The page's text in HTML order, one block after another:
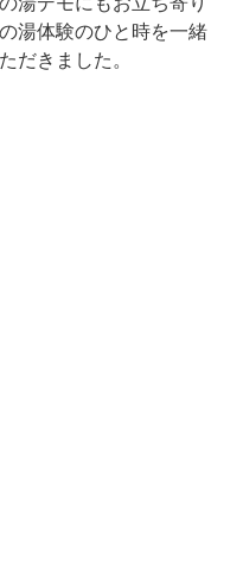
湯体験のひと時を一緒
だきました。